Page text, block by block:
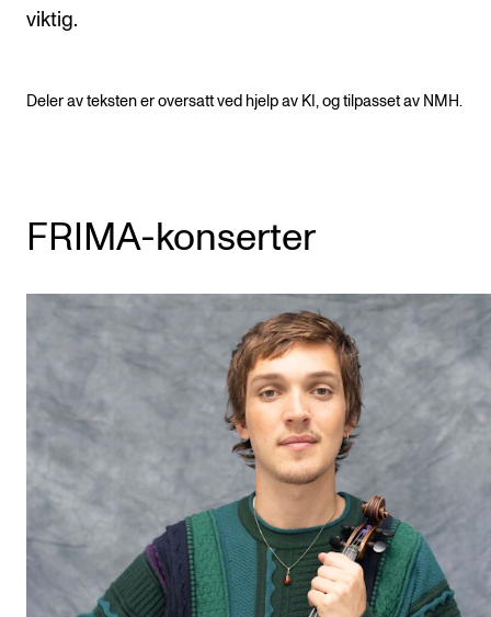
viktig.
Deler av teksten er oversatt ved hjelp av KI, og tilpasset av NMH.
FRIMA-konserter